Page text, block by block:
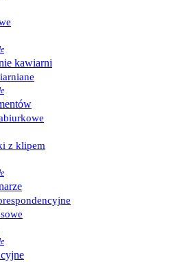
kawiarni
z klipem